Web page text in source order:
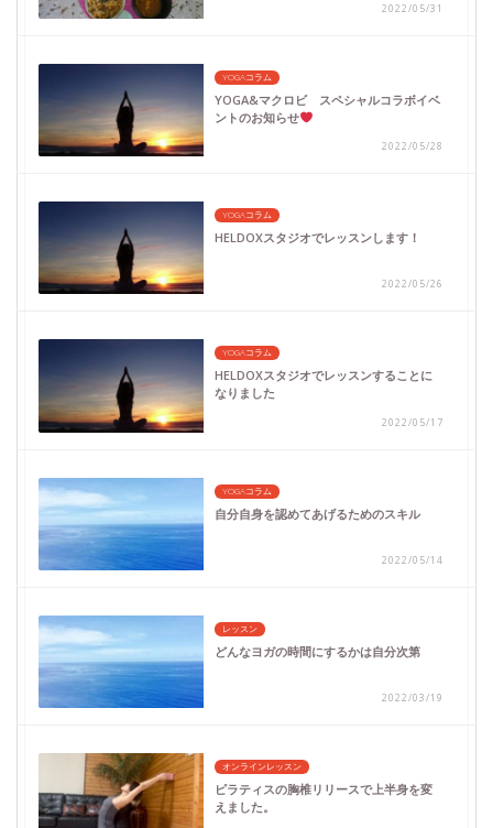
2022/05/31
YOGAコラム
YOGA&マクロビ スペシャルコラボイベ
ントのお知らせ
2022/05/28
YOGAコラム
HELDOXスタジオでレッスンします！
2022/05/26
YOGAコラム
HELDOXスタジオでレッスンすることに
なりました
2022/05/17
YOGAコラム
自分自身を認めてあげるためのスキル
2022/05/14
レッスン
どんなヨガの時間にするかは自分次第
2022/03/19
オンラインレッスン
ピラティスの胸椎リリースで上半身を変
えました。